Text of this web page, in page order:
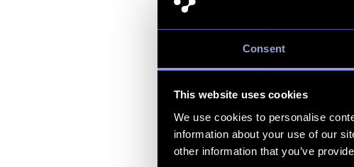
Consent
This website uses cookies
We use cookies to personalise
information about your use of our
other information that you’ve